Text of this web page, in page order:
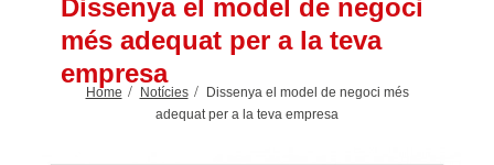
Dissenya el model de negoci
més adequat per a la teva
empresa
Home Notícies
Dissenya el model de negoci més
adequat per a la teva empresa